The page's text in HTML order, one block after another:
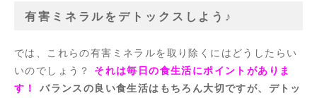
有害ミネラルをデトックスしよう♪
では、これらの有害ミネラルを取り除くにはどうしたらい
いのでしょう？ それは毎日の食生活にポイントがありま
す！バランスの良い食生活はもちろん大切ですが、デトッ